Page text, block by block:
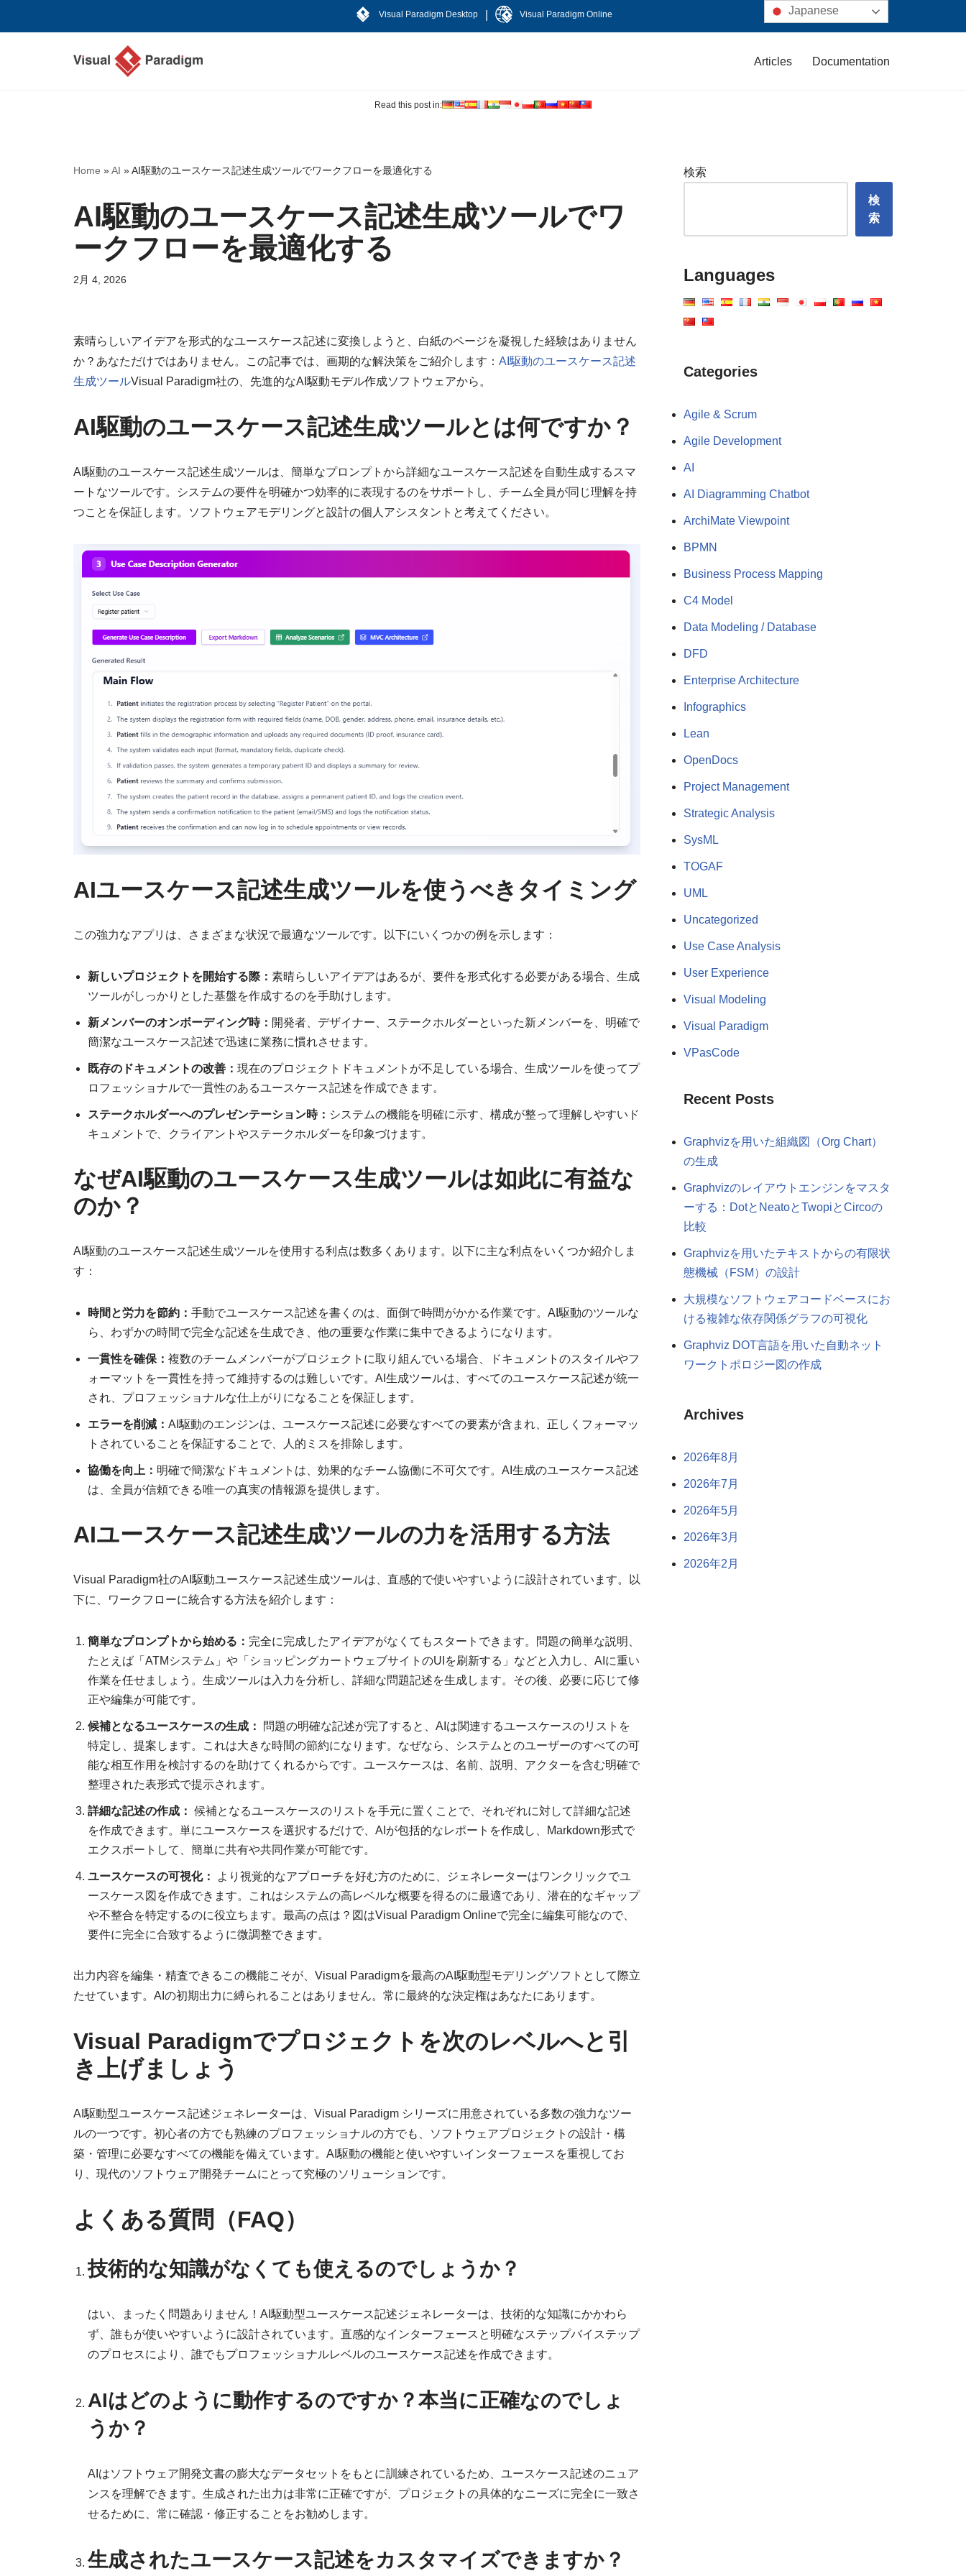
Visual Paradigm Desktop Visual Paradigm Online
Articles Documentation
Read this post in:
Home »AI »AI駆動のユースケース記述生成ツールでワークフローを最適化する
AI駆動のユースケース記述生成ツールでワ
ークフローを最適化する
2月 4, 2026
素晴らしいアイデアを形式的なユースケース記述に変換しようと、白紙のページを凝視した経験はありません
か？あなただけではありません。この記事では、画期的な解決策をご紹介します： AI駆動のユースケース記述
生成ツールVisual Paradigm社の、先進的なAI駆動モデル作成ソフトウェアから。
AI駆動のユースケース記述生成ツールとは何ですか？
AI駆動のユースケース記述生成ツールは、簡単なプロンプトから詳細なユースケース記述を自動生成するスマ
ートなツールです。システムの要件を明確かつ効率的に表現するのをサポートし、チーム全員が同じ理解を持
つことを保証します。ソフトウェアモデリングと設計の個人アシスタントと考えてください。
AIユースケース記述生成ツールを使うべきタイミング
この強力なアプリは、さまざまな状況で最適なツールです。以下にいくつかの例を示します：
新しいプロジェクトを開始する際： 素晴らしいアイデアはあるが、要件を形式化する必要がある場合、生成
ツールがしっかりとした基盤を作成するのを手助けします。
新メンバーのオンボーディング時： 開発者、デザイナー、ステークホルダーといった新メンバーを、明確で
簡潔なユースケース記述で迅速に業務に慣れさせます。
既存のドキュメントの改善： 現在のプロジェクトドキュメントが不足している場合、生成ツールを使ってプ
ロフェッショナルで一貫性のあるユースケース記述を作成できます。
ステークホルダーへのプレゼンテーション時： システムの機能を明確に示す、構成が整って理解しやすいド
キュメントで、クライアントやステークホルダーを印象づけます。
なぜAI駆動のユースケース生成ツールは如此に有益な
のか？
AI駆動のユースケース記述生成ツールを使用する利点は数多くあります。以下に主な利点をいくつか紹介しま
す：
時間と労力を節約： 手動でユースケース記述を書くのは、面倒で時間がかかる作業です。AI駆動のツールな
ら、わずかの時間で完全な記述を生成でき、他の重要な作業に集中できるようになります。
一貫性を確保： 複数のチームメンバーがプロジェクトに取り組んでいる場合、ドキュメントのスタイルやフ
ォーマットを一貫性を持って維持するのは難しいです。AI生成ツールは、すべてのユースケース記述が統一
され、プロフェッショナルな仕上がりになることを保証します。
エラーを削減： AI駆動のエンジンは、ユースケース記述に必要なすべての要素が含まれ、正しくフォーマッ
トされていることを保証することで、人的ミスを排除します。
協働を向上： 明確で簡潔なドキュメントは、効果的なチーム協働に不可欠です。AI生成のユースケース記述
は、全員が信頼できる唯一の真実の情報源を提供します。
AIユースケース記述生成ツールの力を活用する方法
Visual Paradigm社のAI駆動ユースケース記述生成ツールは、直感的で使いやすいように設計されています。以
下に、ワークフローに統合する方法を紹介します：
簡単なプロンプトから始める： 完全に完成したアイデアがなくてもスタートできます。問題の簡単な説明、
たとえば「ATMシステム」や「ショッピングカートウェブサイトのUIを刷新する」などと入力し、AIに重い
作業を任せましょう。生成ツールは入力を分析し、詳細な問題記述を生成します。その後、必要に応じて修
正や編集が可能です。
候補となるユースケースの生成：
問題の明確な記述が完了すると、AIは関連するユースケースのリストを
特定し、提案します。これは大きな時間の節約になります。なぜなら、システムとのユーザーのすべての可
能な相互作用を検討するのを助けてくれるからです。ユースケースは、名前、説明、アクターを含む明確で
整理された表形式で提示されます。
詳細な記述の作成： 候補となるユースケースのリストを手元に置くことで、それぞれに対して詳細な記述
を作成できます。単にユースケースを選択するだけで、AIが包括的なレポートを作成し、Markdown形式で
エクスポートして、簡単に共有や共同作業が可能です。
ユースケースの可視化：
より視覚的なアプローチを好む方のために、ジェネレーターはワンクリックでユ
ースケース図を作成できます。これはシステムの高レベルな概要を得るのに最適であり、潜在的なギャップ
や不整合を特定するのに役立ちます。最高の点は？図はVisual Paradigm Onlineで完全に編集可能なので、
要件に完全に合致するように微調整できます。
出力内容を編集・精査できるこの機能こそが、Visual Paradigmを最高のAI駆動型モデリングソフトとして際立
たせています。AIの初期出力に縛られることはありません。常に最終的な決定権はあなたにあります。
Visual Paradigmでプロジェクトを次のレベルへと引
き上げましょう
AI駆動型ユースケース記述ジェネレーターは、Visual Paradigm シリーズに用意されている多数の強力なツー
ルの一つです。初心者の方でも熟練のプロフェッショナルの方でも、ソフトウェアプロジェクトの設計・構
築・管理に必要なすべての機能を備えています。AI駆動の機能と使いやすいインターフェースを重視してお
り、現代のソフトウェア開発チームにとって究極のソリューションです。
よくある質問（FAQ）
技術的な知識がなくても使えるのでしょうか？
はい、まったく問題ありません！AI駆動型ユースケース記述ジェネレーターは、技術的な知識にかかわら
ず、誰もが使いやすいように設計されています。直感的なインターフェースと明確なステップバイステップ
のプロセスにより、誰でもプロフェッショナルレベルのユースケース記述を作成できます。
AIはどのように動作するのですか？本当に正確なのでしょ
うか？
AIはソフトウェア開発文書の膨大なデータセットをもとに訓練されているため、ユースケース記述のニュア
ンスを理解できます。生成された出力は非常に正確ですが、プロジェクトの具体的なニーズに完全に一致さ
せるために、常に確認・修正することをお勧めします。
生成されたユースケース記述をカスタマイズできますか？
検索
検
索
Languages
Categories
Agile & Scrum
Agile Development
AI
AI Diagramming Chatbot
ArchiMate Viewpoint
BPMN
Business Process Mapping
C4 Model
Data Modeling / Database
DFD
Enterprise Architecture
Infographics
Lean
OpenDocs
Project Management
Strategic Analysis
SysML
TOGAF
UML
Uncategorized
Use Case Analysis
User Experience
Visual Modeling
Visual Paradigm
VPasCode
Recent Posts
Graphvizを用いた組織図（Org Chart）
の生成
Graphvizのレイアウトエンジンをマスタ
ーする：DotとNeatoとTwopiとCircoの
比較
Graphvizを用いたテキストからの有限状
態機械（FSM）の設計
大規模なソフトウェアコードベースにお
ける複雑な依存関係グラフの可視化
Graphviz DOT言語を用いた自動ネット
ワークトポロジー図の作成
Archives
2026年8月
2026年7月
2026年5月
2026年3月
2026年2月
Japanese